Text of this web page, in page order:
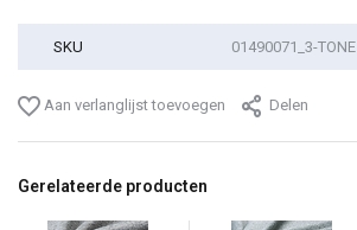
SKU 01490071_3-TONE
Aan verlanglijst toevoegen Delen
Gerelateerde producten